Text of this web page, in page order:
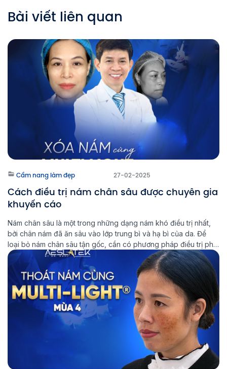
Bài viết liên quan
Cẩm nang làm đẹp 27-02-2025
Cách điều trị nám chân sâu được chuyên gia
khuyến cáo
Nám chân sâu là một trong những dạng nám khó điều trị nhất,
bởi chân nám đã ăn sâu vào lớp trung bì và hạ bì của da. Để
loại bỏ nám chân sâu tận gốc, cần có phương pháp điều trị phù
hợp và kiên trì trong quá trình chăm sóc da. Multi Light […]